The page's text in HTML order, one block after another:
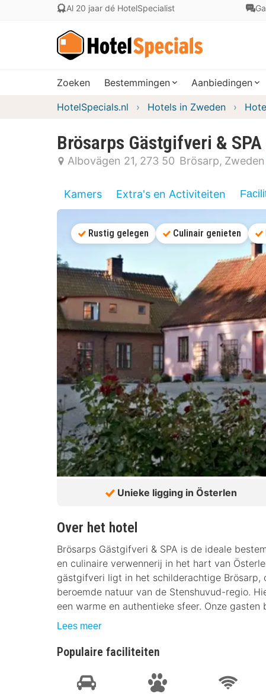
Al 20 jaar dé HotelSpecialist
Zoeken Bestemmingen Aanbiedingen
HotelSpecials.nl Hotels in Zweden
Brösarps Gästgifveri & SPA
Albovägen 21 273 50 Brösarp Zweden
Kamers Extra's en Activiteiten
Rustig gelegen Culinair genieten
Unieke ligging in Österlen
Over het hotel
Brösarps Gästgifveri & SPA is de ideale
en culinaire verwennerij in het hart van
gästgifveri ligt in het schilderachtige Brösarp,
beroemde natuur van de Stenshuvud-regio.
een warme en authentieke sfeer. Onze
Lees meer
Populaire faciliteiten